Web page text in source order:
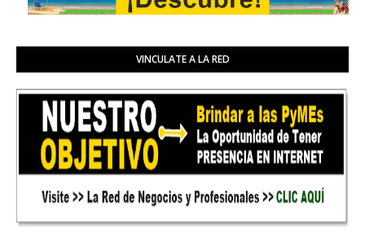
VINCULATE A LA RED